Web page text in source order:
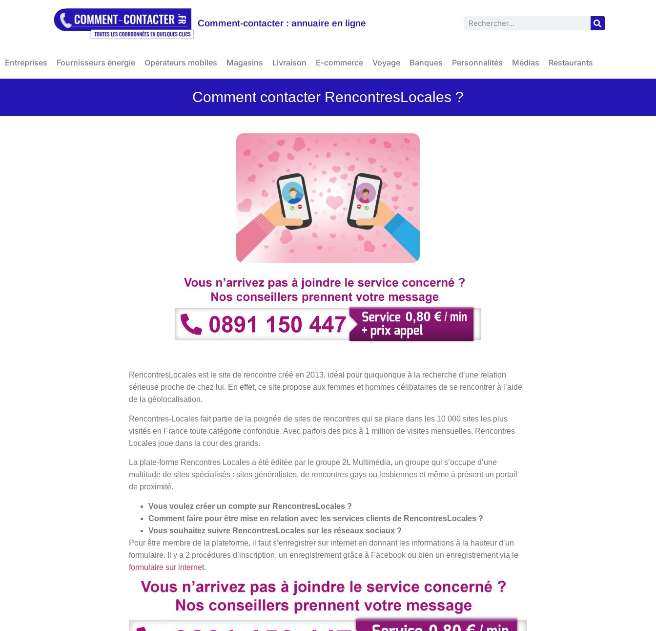
Comment-contacter : annuaire en ligne
Entreprises Fournisseurs énergie Opérateurs mobiles Magasins Livraison E-commerce Voyage Banques Personnalités Médias Restaurants
Comment contacter RencontresLocales ?
RencontresLocales est le site de rencontre créé en 2013, idéal pour quiquonque à la recherche d’une relation
sérieuse proche de chez lui. En effet, ce site propose aux femmes et hommes célibataires de se rencontrer à l’aide
de la géolocalisation.
Rencontres-Locales fait partie de la poignée de sites de rencontres qui se place dans les 10 000 sites les plus
visités en France toute catégorie confondue. Avec parfois des pics à 1 million de visites mensuelles, Rencontres
Locales joue dans la cour des grands.
La plate-forme Rencontres Locales a été éditée par le groupe 2L Multimédia, un groupe qui s’occupe d’une
multitude de sites spécialisés : sites généralistes, de rencontres gays ou lesbiennes et même à présent un portail
de proximité.
Vous voulez créer un compte sur RencontresLocales ?
Comment faire pour être mise en relation avec les services clients de RencontresLocales ?
Vous souhaitez suivre RencontresLocales sur les réseaux sociaux ?
Pour être membre de la plateforme, il faut s’enregistrer sur internet en donnant les informations à la hauteur d’un
formulaire. Il y a 2 procédures d’inscription, un enregistrement grâce à Facebook ou bien un enregistrement via le
formulaire sur internet.